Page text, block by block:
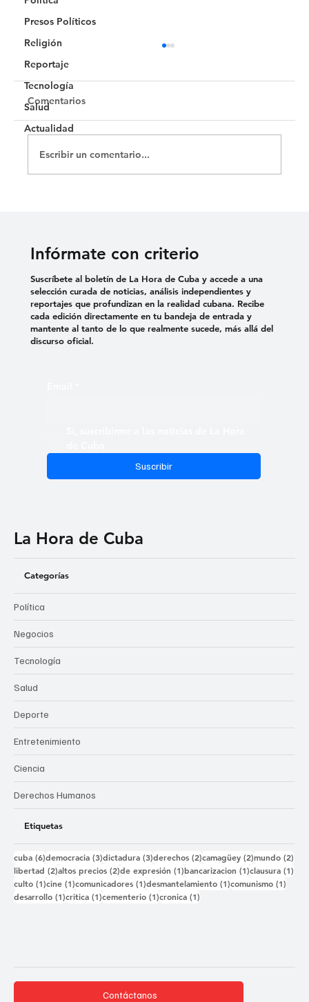
Presos Políticos
Religión
Reportaje
Tecnología
Salud
Actualidad
Comentarios
Escribir un comentario...
Infórmate con criterio
Suscribir
Suscríbete al boletín de La Hora de Cuba y accede a una
selección curada de noticias, análisis independientes y
reportajes que profundizan en la realidad cubana. Recibe
cada edición directamente en tu bandeja de entrada y
mantente al tanto de lo que realmente sucede, más allá del
discurso oficial.
La Hora de Cuba
Categorías
Política
Negocios
Tecnología
Salud
Deporte
Entretenimiento
Ciencia
Derechos Humanos
Etiquetas
cuba (6)6 entradas
democracia (3)3 entradas
dictadura (3)3 entradas
derechos (2)2 entradas
camagüey (2)2 entradas
mundo (2)
libertad (2)2 entradas
altos precios (2)2 entradas
de expresión (1)1 entrada
bancarizacion (1)1 entrada
clausura (1)
culto (1)1 entrada
cine (1)1 entrada
comunicadores (1)1 entrada
desmantelamiento (1)1 entrada
comunismo (1)
desarrollo (1)1 entrada
critica (1)1 entrada
cementerio (1)1 entrada
cronica (1)
Contáctanos